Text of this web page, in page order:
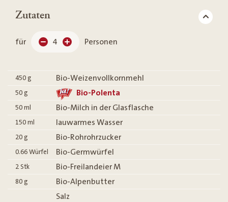
Zutaten
für 4 Personen
450 g Bio-Weizenvollkornmehl
50 g Bio-Polenta
50 ml Bio-Milch in der Glasflasche
150 ml lauwarmes Wasser
20 g Bio-Rohrohrzucker
0.66 Würfel Bio-Germwürfel
2 Stk Bio-Freilandeier M
80 g
Bio-Alpenbutter
Salz